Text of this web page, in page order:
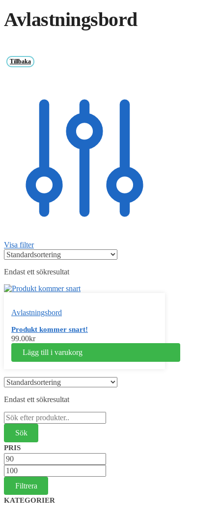
Avlastningsbord
Tillbaka
Visa filter
Endast ett sökresultat
Avlastningsbord
Produkt kommer snart!
99.00kr
Lägg till i varukorg
Endast ett sökresultat
Sök
efter:
PRIS
Min
pris
Max
pris
Filtrera
KATEGORIER